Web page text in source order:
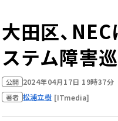
大田区、
ステム障害
公開 2024年04月17日 19時37分
著者 松浦立樹 [ITmedia]